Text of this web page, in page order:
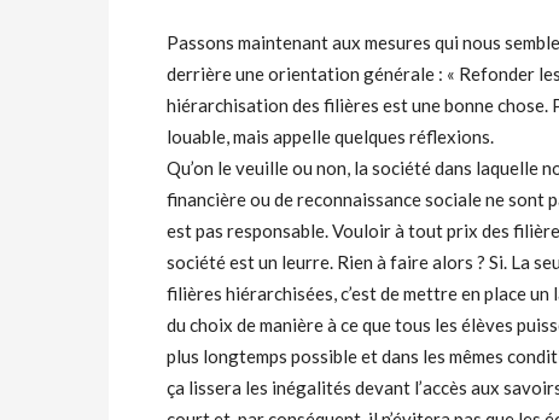
Passons maintenant aux mesures qui nous
derrière une orientation générale : « Refonder
hiérarchisation des filières est une bonne
louable, mais appelle quelques réflexions.
Qu’on le veuille ou non, la société dans laquelle
financière ou de reconnaissance sociale ne sont
est pas responsable. Vouloir à tout prix des
société est un leurre. Rien à faire alors ? Si. La
filières hiérarchisées, c’est de mettre en place
du choix de manière à ce que tous les élèves
plus longtemps possible et dans les mêmes
ça lissera les inégalités devant l’accès aux